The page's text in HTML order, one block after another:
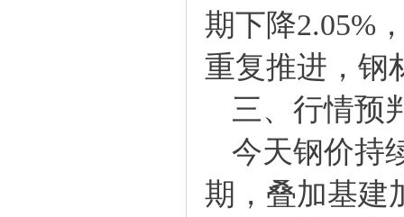
期下降2.05%
重复推进，钢
三、行情预
今天钢价持
期，叠加基建